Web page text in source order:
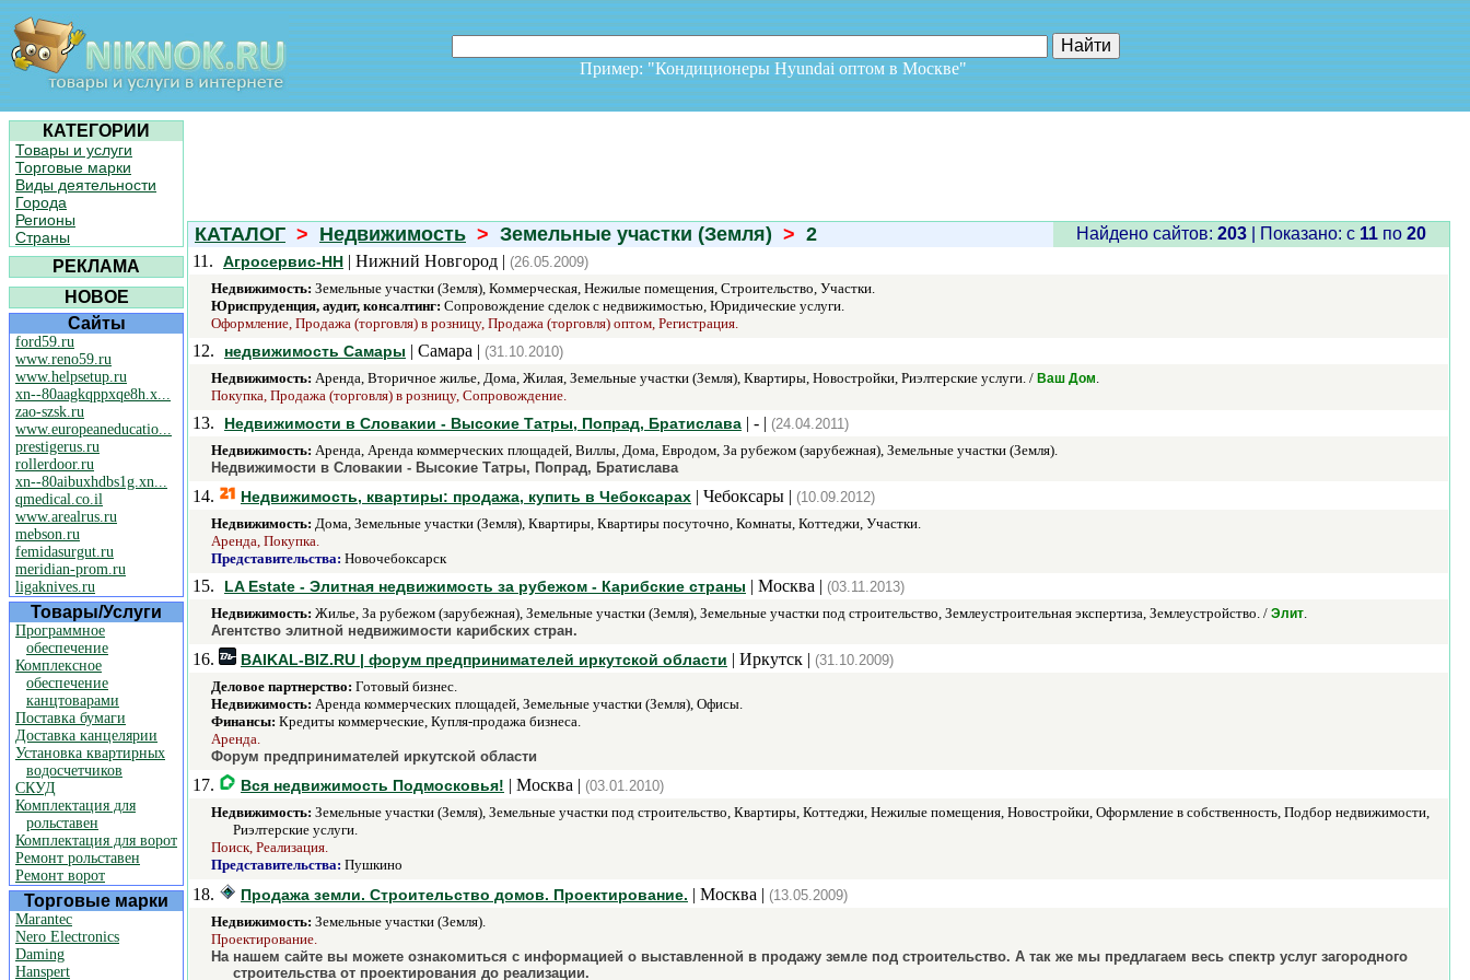
Пример: "Кондиционеры Hyundai оптом в Москве"
КАТЕГОРИИ
Товары и услуги
Торговые марки
Виды деятельности
Города
Регионы
Страны
РЕКЛАМА
НОВОЕ
Сайты
ford59.ru
www.reno59.ru
www.helpsetup.ru
xn--80aagkqppxqe8h.x...
zao-szsk.ru
www.europeaneducatio...
prestigerus.ru
rollerdoor.ru
xn--80aibuxhdbs1g.xn...
qmedical.co.il
www.arealrus.ru
mebson.ru
femidasurgut.ru
meridian-prom.ru
ligaknives.ru
Товары/Услуги
Программное
обеспечение
Комплексное
обеспечение
канцтоварами
Поставка бумаги
Доставка канцелярии
Установка квартирных
водосчетчиков
СКУД
Комплектация для
рольставен
Комплектация для ворот
Ремонт рольставен
Ремонт ворот
Торговые марки
Marantec
Nero Electronics
Daming
Hanspert
КАТАЛОГ > Недвижимость > Земельные участки (Земля) > 2 Найдено сайтов: 203 | Показано: c 11 по 20
11.
Агросервис-НН | Нижний Новгород | (26.05.2009)
Недвижимость: Земельные участки (Земля), Коммерческая, Нежилые помещения, Строительство, Участки.
Юриспруденция, аудит, консалтинг: Сопровождение сделок с недвижимостью, Юридические услуги.
Оформление, Продажа (торговля) в розницу, Продажа (торговля) оптом, Регистрация.
12. недвижимость Самары | Самара | (31.10.2010)
Недвижимость: Аренда, Вторичное жилье, Дома, Жилая, Земельные участки (Земля), Квартиры, Новостройки, Риэлтерские услуги. / Ваш Дом.
Покупка, Продажа (торговля) в розницу, Сопровождение.
13. Недвижимости в Словакии - Высокие Татры, Попрад, Братислава | - | (24.04.2011)
Недвижимость: Аренда, Аренда коммерческих площадей, Виллы, Дома, Евродом, За рубежом (зарубежная), Земельные участки (Земля).
Недвижимости в Словакии - Высокие Татры, Попрад, Братислава
14. Недвижимость, квартиры: продажа, купить в Чебоксарах | Чебоксары | (10.09.2012)
Недвижимость: Дома, Земельные участки (Земля), Квартиры, Квартиры посуточно, Комнаты, Коттеджи, Участки.
Аренда, Покупка.
Представительства: Новочебоксарск
15. LA Estate - Элитная недвижимость за рубежом - Карибские страны | Москва | (03.11.2013)
Недвижимость: Жилье, За рубежом (зарубежная), Земельные участки (Земля), Земельные участки под строительство, Землеустроительная экспертиза, Землеустройство. / Элит.
Агентство элитной недвижимости карибских стран.
16. BAIKAL-BIZ.RU | форум предпринимателей иркутской области | Иркутск | (31.10.2009)
Деловое партнерство: Готовый бизнес.
Недвижимость: Аренда коммерческих площадей, Земельные участки (Земля), Офисы.
Финансы: Кредиты коммерческие, Купля-продажа бизнеса.
Аренда.
Форум предпринимателей иркутской области
17. Вся недвижимость Подмосковья! | Москва | (03.01.2010)
Недвижимость: Земельные участки (Земля), Земельные участки под строительство, Квартиры, Коттеджи, Нежилые помещения, Новостройки, Оформление в собственность, Подбор недвижимости,
Риэлтерские услуги.
Поиск, Реализация.
Представительства: Пушкино
18. Продажа земли. Строительство домов. Проектирование. | Москва | (13.05.2009)
Недвижимость: Земельные участки (Земля).
Проектирование.
На нашем сайте вы можете ознакомиться с информацией о выставленной в продажу земле под строительство. А так же мы предлагаем весь спектр услуг загородного
строительства от проектирования до реализации.